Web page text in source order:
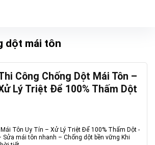
dột mái tôn
Công Chống Dột Mái Tôn –
Lý Triệt Để 100% Thấm Dột
Tôn Uy Tín – Xử Lý Triệt Để 100% Thấm Dột -
Sửa mái tôn nhanh – Chống dột bền vững Khi